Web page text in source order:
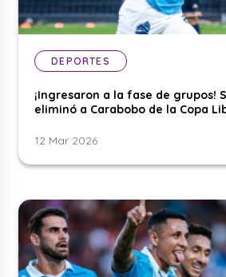
DEPORTES
¡Ingresaron a la fase de grupos!
eliminó a Carabobo de la Copa
12 Mar 2026